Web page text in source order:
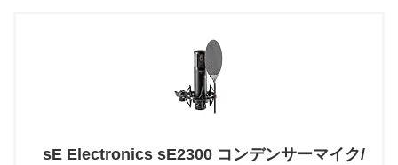
sE Electronics sE2300 コンデンサーマイク/